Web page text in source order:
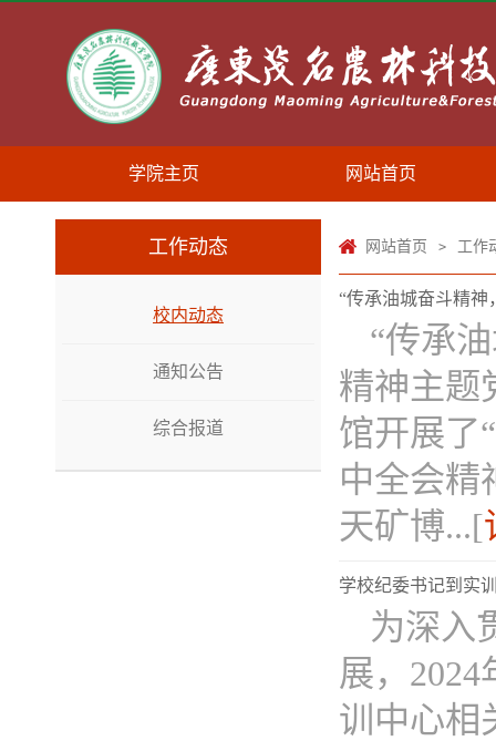
学院主页 网站首页
工作动态
校内动态
通知公告
综合报道
网站首页 > 工作
“传承油城奋斗精神
“传承
精神主题
馆开展了
中全会精
天矿博...[
学校纪委书记到实
为深入
展，
训中心相